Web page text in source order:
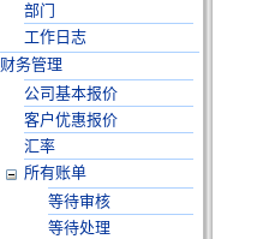
部门
工作日志
财务管理
公司基本报价
客户优惠报价
汇率
所有账单
等待审核
等待处理